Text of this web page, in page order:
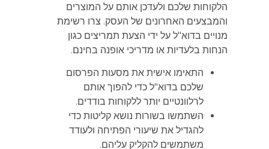
הלקוחות שלכם ולעדכן אותם על המוצרים
והמבצעים האחרונים של העסק. צרו רשימת
מנויים בדוא"ל על ידי הצעת תמריצים כגון
הנחות בלעדיות או מדריכי אופנה בחינם.
התאימו אישית את מסעות הפרסום
שלכם בדוא"ל כדי להפוך אותם
לרלוונטיים יותר ללקוחות בודדים.
השתמשו בשורות נושא קליטות כדי
להגדיל את שיעורי הפתיחה ולעודד
משתמשים להקליק עליהם.